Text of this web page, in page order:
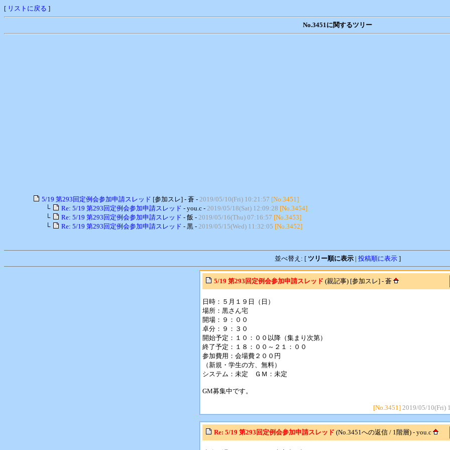
[ リストに戻る ]
No.3451に関するツリー
5/19 第293回定例会参加申請スレッド [参加スレ] - 蒼 - 2019/05/10(Fri) 10:21:57 [No.3451]
└
Re: 5/19 第293回定例会参加申請スレッド - you.c - 2019/05/18(Sat) 12:09:28 [No.3454]
└
Re: 5/19 第293回定例会参加申請スレッド - 飯 - 2019/05/16(Thu) 07:16:57 [No.3453]
└
Re: 5/19 第293回定例会参加申請スレッド - 黒 - 2019/05/15(Wed) 11:32:05 [No.3452]
並べ替え: [ ツリー順に表示| 投稿順に表示]
5/19 第293回定例会参加申請スレッド (親記事) [参加スレ] - 蒼
日時：５月１９日（日）
場所：黒さん宅
開場：９：００
卓分：９：３０
開始予定：１０：００以降（集まり次第）
終了予定：１８：００～２１：００
参加費用：会場費２００円
（新規・学生の方、無料）
システム：未定 ＧＭ：未定
GM募集中です。
[No.3451] 2019/05/10(Fri)
Re: 5/19 第293回定例会参加申請スレッド (No.3451への返信 / 1階層) - you.c